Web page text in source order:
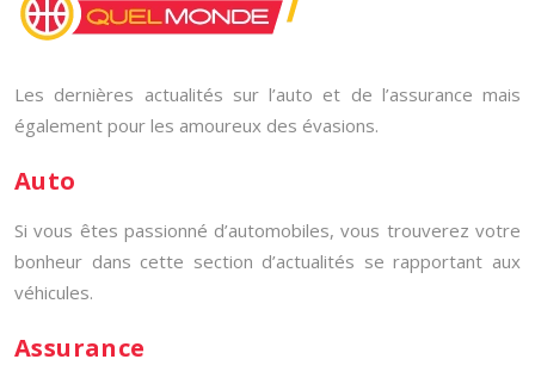
Les dernières actualités sur l’auto et de l’assurance mais
également pour les amoureux des évasions.
Auto
Si vous êtes passionné d’automobiles, vous trouverez votre
bonheur dans cette section d’actualités se rapportant aux
véhicules.
Assurance